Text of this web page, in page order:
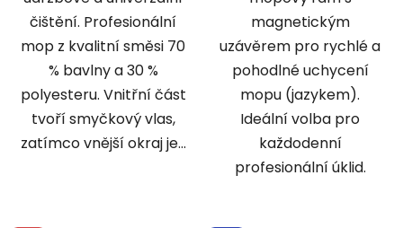
čištění. Profesionální
mop z kvalitní směsi 70
% bavlny a 30 %
polyesteru. Vnitřní část
tvoří smyčkový vlas,
zatímco vnější okraj je...
magnetickým
uzávěrem pro rychlé a
pohodlné uchycení
mopu (jazykem).
Ideální volba pro
každodenní
profesionální úklid.